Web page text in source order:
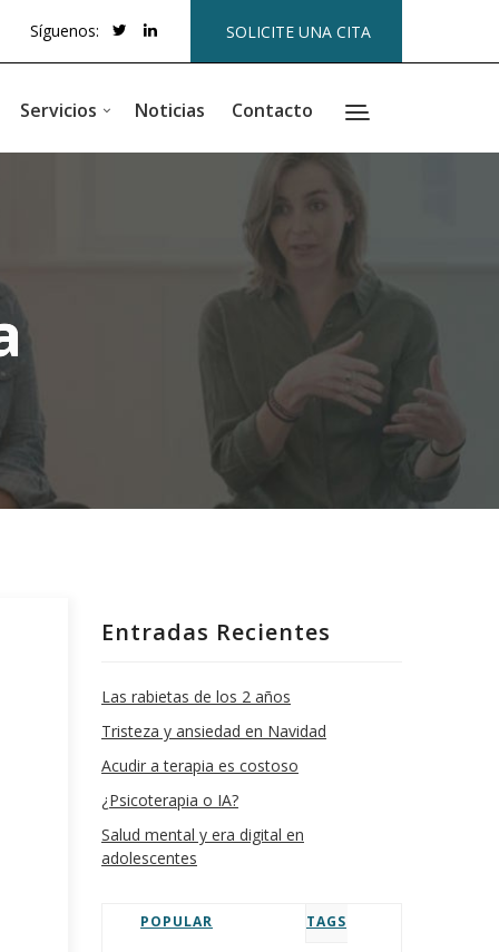
SOLICITE UNA CITA
Síguenos:
Servicios Noticias Contacto
Entradas Recientes
Las rabietas de los 2 años
Tristeza y ansiedad en Navidad
Acudir a terapia es costoso
¿Psicoterapia o IA?
Salud mental y era digital en
adolescentes
POPULAR TAGS